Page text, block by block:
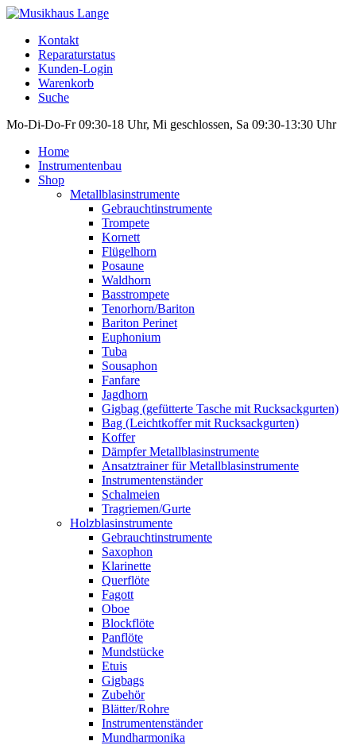
Kontakt
Reparaturstatus
Kunden-Login
Warenkorb
Suche
Mo-Di-Do-Fr 09:30-18 Uhr, Mi geschlossen, Sa 09:30-13:30 Uhr
Home
Instrumentenbau
Shop
Metallblasinstrumente
Gebrauchtinstrumente
Trompete
Kornett
Flügelhorn
Posaune
Waldhorn
Basstrompete
Tenorhorn/Bariton
Bariton Perinet
Euphonium
Tuba
Sousaphon
Fanfare
Jagdhorn
Gigbag (gefütterte Tasche mit Rucksackgurten)
Bag (Leichtkoffer mit Rucksackgurten)
Koffer
Dämpfer Metallblasinstrumente
Ansatztrainer für Metallblasinstrumente
Instrumentenständer
Schalmeien
Tragriemen/Gurte
Holzblasinstrumente
Gebrauchtinstrumente
Saxophon
Klarinette
Querflöte
Fagott
Oboe
Blockflöte
Panflöte
Mundstücke
Etuis
Gigbags
Zubehör
Blätter/Rohre
Instrumentenständer
Mundharmonika